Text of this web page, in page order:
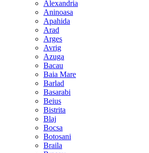
Alexandria
Aninoasa
Apahida
Arad
Arges
Avrig
Azuga
Bacau
Baia Mare
Barlad
Basarabi
Beius
Bistrita
Blaj
Bocsa
Botosani
Braila